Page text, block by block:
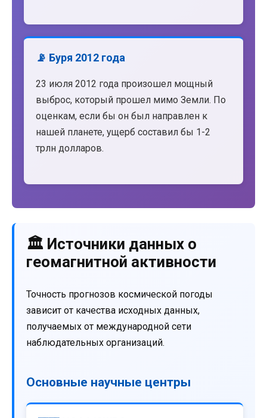
📡 Буря 2012 года
23 июля 2012 года произошел мощный
выброс, который прошел мимо Земли. По
оценкам, если бы он был направлен к
нашей планете, ущерб составил бы 1-2
трлн долларов.
🏛️ Источники данных о
геомагнитной активности
Точность прогнозов космической погоды
зависит от качества исходных данных,
получаемых от международной сети
наблюдательных организаций.
Основные научные центры